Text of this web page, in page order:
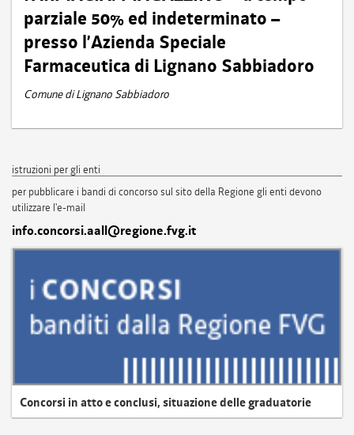
parziale 50% ed indeterminato –
presso l’Azienda Speciale
Farmaceutica di Lignano Sabbiadoro
Comune di Lignano Sabbiadoro
istruzioni per gli enti
per pubblicare i bandi di concorso sul sito della Regione gli enti devono
utilizzare l'e-mail
info.concorsi.aall@regione.fvg.it
Concorsi in atto e conclusi, situazione delle graduatorie